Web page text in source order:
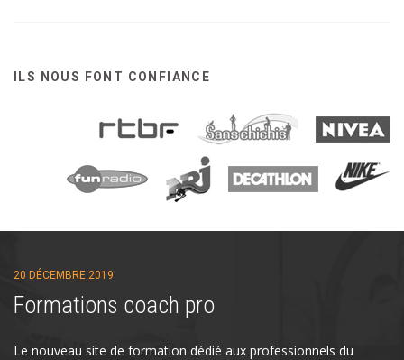
ILS NOUS FONT CONFIANCE
20 DÉCEMBRE 2019
Formations coach pro
Le nouveau site de formation dédié aux professionnels du